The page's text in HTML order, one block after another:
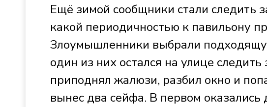
Ещё зимой сообщники стали следить
какой периодичностью к павильону
Злоумышленники выбрали
один из них остался на улице
приподнял жалюзи, разбил окно и
вынес два сейфа. В первом оказались